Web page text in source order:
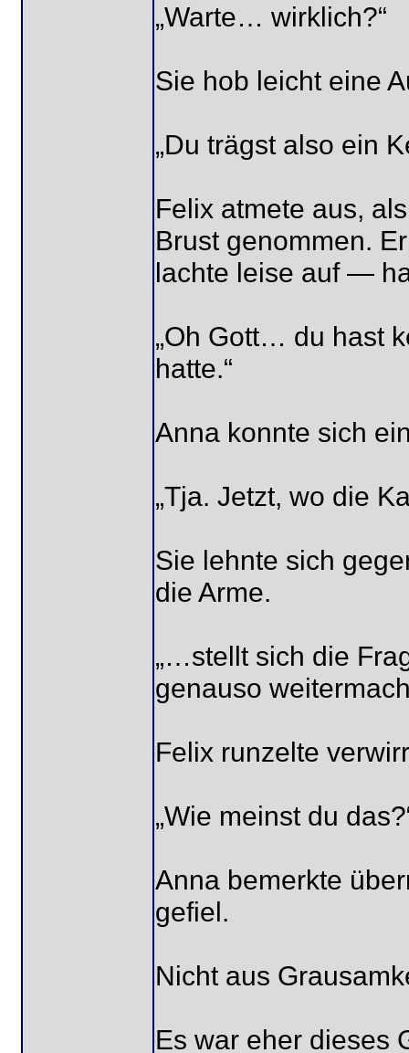
„Warte… wirklich?“
Sie hob leicht eine
„Du trägst also ein
Felix atmete aus,
Brust genommen.
lachte leise auf —
„Oh Gott… du hast
hatte.“
Anna konnte sich
„Tja. Jetzt, wo die
Sie lehnte sich
die Arme.
„…stellt sich die
genauso
Felix runzelte
„Wie meinst du
Anna bemerkte
gefiel.
Nicht aus
Es war eher dieses